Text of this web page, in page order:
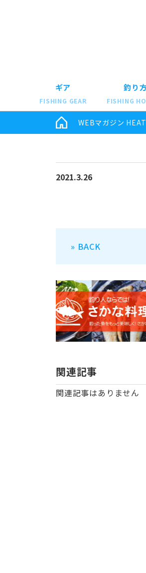
ギア
FISHING GEAR
釣り
FISHING
WEBマガジン HEAT
2021.3.26
» BACK
関連記事
関連記事はありません